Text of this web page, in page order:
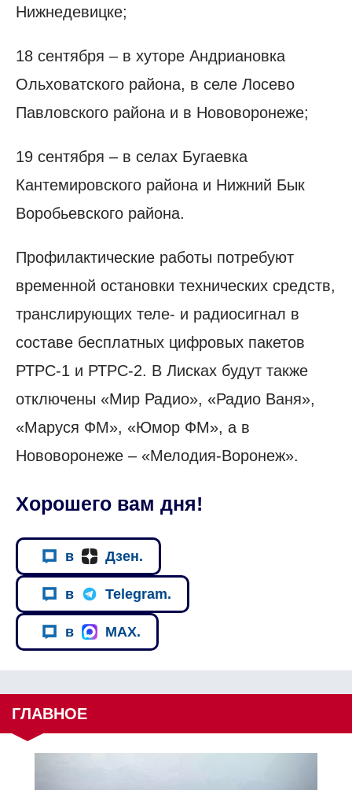
Нижнедевицке;
18 сентября – в хуторе Андриановка
Ольховатского района, в селе Лосево
Павловского района и в Нововоронеже;
19 сентября – в селах Бугаевка
Кантемировского района и Нижний Бык
Воробьевского района.
Профилактические работы потребуют
временной остановки технических средств,
транслирующих теле- и радиосигнал в
составе бесплатных цифровых пакетов
РТРС-1 и РТРС-2. В Лисках будут также
отключены «Мир Радио», «Радио Ваня»,
«Маруся ФМ», «Юмор ФМ», а в
Нововоронеже – «Мелодия-Воронеж».
Хорошего вам дня!
в Дзен.
в Telegram.
в MAX.
ГЛАВНОЕ